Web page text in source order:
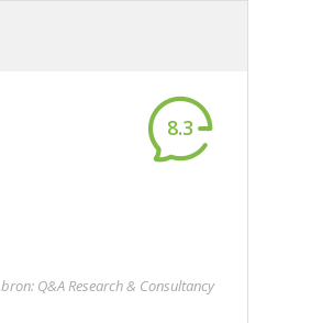
8.3
bron: Q&A Research & Consultancy